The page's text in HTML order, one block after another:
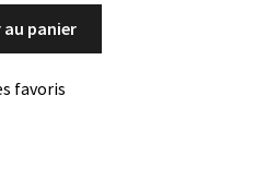
panier
favoris